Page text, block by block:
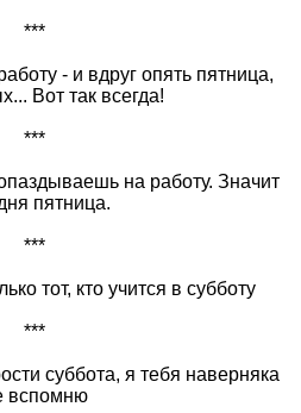
***
- и вдруг опять пятница,
Вот так всегда!
***
на работу. Значит
пятница.
***
тот, кто учится в субботу
***
суббота, я тебя наверняка
вспомню